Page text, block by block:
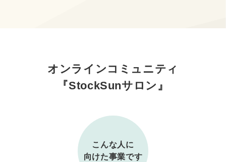
オンラインコミュニティ
『StockSunサロン』
こんな人に
向けた事業です